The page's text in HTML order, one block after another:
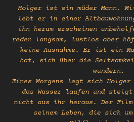
Holger ist ein müder Mann.
lebt er in einer
ihn herum erscheinen
reden langsam, lustlos aber
keine Ausnahme. Er ist ein
hat, sich über die
wundern.
Eines Morgens legt sich
das Wasser laufen und
nicht aus ihr heraus. Der Film
seinem Leben, die sich um